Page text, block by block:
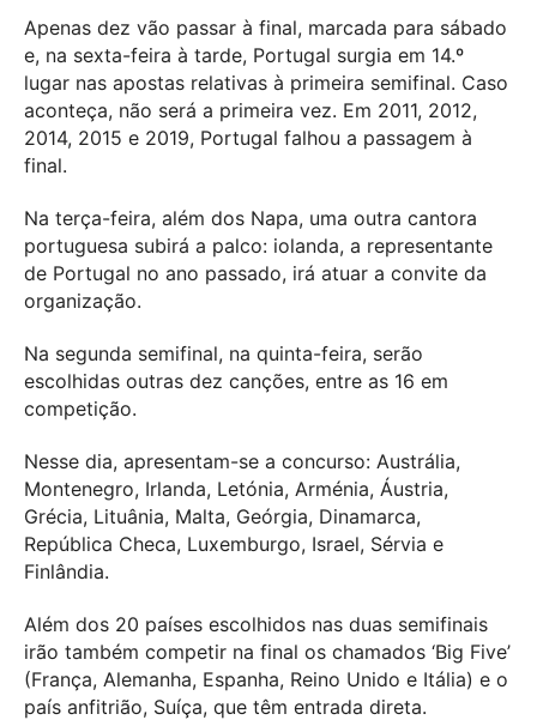
Apenas dez vão passar à final, marcada para sábado
e, na sexta-feira à tarde, Portugal surgia em 14.º
lugar nas apostas relativas à primeira semifinal. Caso
aconteça, não será a primeira vez. Em 2011, 2012,
2014, 2015 e 2019, Portugal falhou a passagem à
final.
Na terça-feira, além dos Napa, uma outra cantora
portuguesa subirá a palco: iolanda, a representante
de Portugal no ano passado, irá atuar a convite da
organização.
Na segunda semifinal, na quinta-feira, serão
escolhidas outras dez canções, entre as 16 em
competição.
Nesse dia, apresentam-se a concurso: Austrália,
Montenegro, Irlanda, Letónia, Arménia, Áustria,
Grécia, Lituânia, Malta, Geórgia, Dinamarca,
República Checa, Luxemburgo, Israel, Sérvia e
Finlândia.
Além dos 20 países escolhidos nas duas semifinais
irão também competir na final os chamados ‘Big Five’
(França, Alemanha, Espanha, Reino Unido e Itália) e o
país anfitrião, Suíça, que têm entrada direta.